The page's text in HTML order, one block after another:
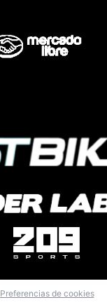
Preferencias de cookies